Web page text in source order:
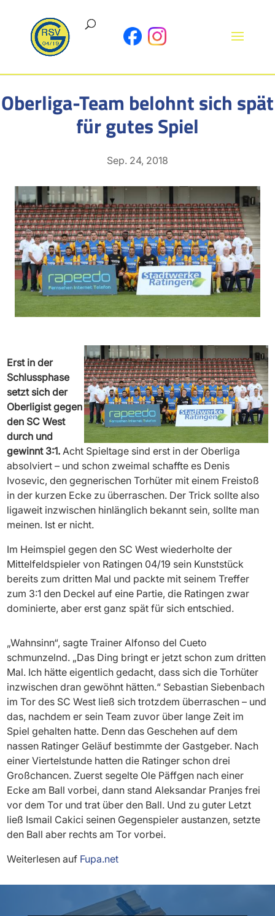
Oberliga-Team belohnt sich spät
für gutes Spiel
Sep. 24, 2018
Erst in der
Schlussphase
setzt sich der
Oberligist gegen
den SC West
durch und
gewinnt 3:1. Acht Spieltage sind erst in der Oberliga
absolviert – und schon zweimal schaffte es Denis
Ivosevic, den gegnerischen Torhüter mit einem Freistoß
in der kurzen Ecke zu überraschen. Der Trick sollte also
ligaweit inzwischen hinlänglich bekannt sein, sollte man
meinen. Ist er nicht.
Im Heimspiel gegen den SC West wiederholte der
Mittelfeldspieler von Ratingen 04/19 sein Kunststück
bereits zum dritten Mal und packte mit seinem Treffer
zum 3:1 den Deckel auf eine Partie, die Ratingen zwar
dominierte, aber erst ganz spät für sich entschied.
„Wahnsinn“, sagte Trainer Alfonso del Cueto
schmunzelnd. „Das Ding bringt er jetzt schon zum dritten
Mal. Ich hätte eigentlich gedacht, dass sich die Torhüter
inzwischen dran gewöhnt hätten.“ Sebastian Siebenbach
im Tor des SC West ließ sich trotzdem überraschen – und
das, nachdem er sein Team zuvor über lange Zeit im
Spiel gehalten hatte. Denn das Geschehen auf dem
nassen Ratinger Geläuf bestimmte der Gastgeber. Nach
einer Viertelstunde hatten die Ratinger schon drei
Großchancen. Zuerst segelte Ole Päffgen nach einer
Ecke am Ball vorbei, dann stand Aleksandar Pranjes frei
vor dem Tor und trat über den Ball. Und zu guter Letzt
ließ Ismail Cakici seinen Gegenspieler austanzen, setzte
den Ball aber rechts am Tor vorbei.
Weiterlesen auf Fupa.net